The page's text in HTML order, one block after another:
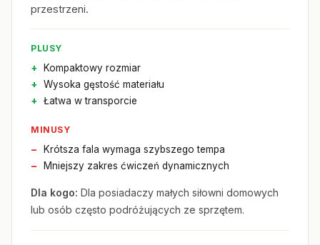
przestrzeni.
PLUSY
Kompaktowy rozmiar
Wysoka gęstość materiału
Łatwa w transporcie
MINUSY
Krótsza fala wymaga szybszego tempa
Mniejszy zakres ćwiczeń dynamicznych
Dla kogo: Dla posiadaczy małych siłowni domowych
lub osób często podróżujących ze sprzętem.